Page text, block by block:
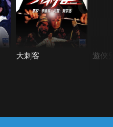
大刺客 遊俠